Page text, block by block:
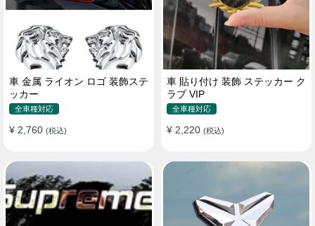
車 金属 ライオン ロゴ 装飾ステ
ッカー
全車種対応
¥ 2,760 (税込)
車 貼り付け 装飾 ステッカー ク
ラブ VIP
全車種対応
¥ 2,220 (税込)